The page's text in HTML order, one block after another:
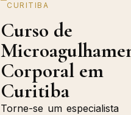
CURITIBA
Curso de
Corporal em
Curitiba
Torne-se um especialista